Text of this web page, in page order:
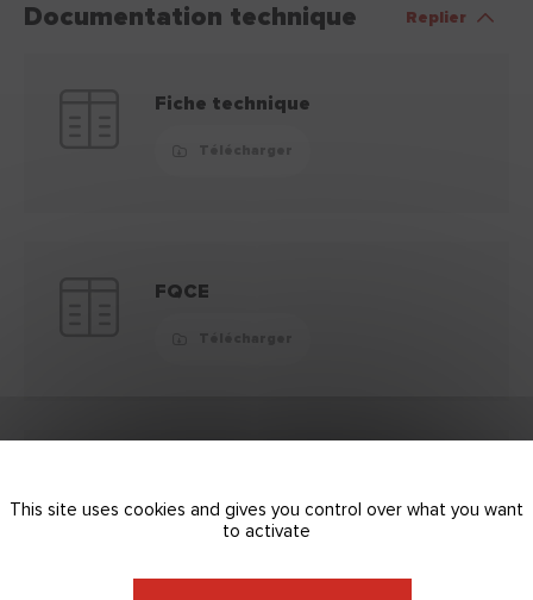
Documentation technique Replier
Fiche technique
FQCE
Télécharger
This site uses cookies and gives you control over what you want
to activate